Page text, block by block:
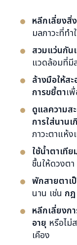
หลีกเลี่ยงสิ่
มลภาวะที่ทำ
สวมแว่นกัน
แวดล้อมที่มี
ล้างมือให้ส
การขยี้ตาเ
ดูแลความส
การใส่นาน
ภาวะตาแห้ง
ใช้น้ำตาเ
ชื้นให้ดวงตา
พักสายตาเ
นาน เช่น ก
หลีกเลี่ยงก
อายุ หรือไม่
เคือง